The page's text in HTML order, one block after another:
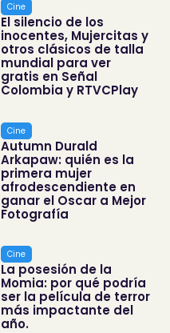
Cine
El silencio de los
inocentes, Mujercitas y
otros clásicos de talla
mundial para ver
gratis en Señal
Colombia y RTVCPlay
Cine
Autumn Durald
Arkapaw: quién es la
primera mujer
afrodescendiente en
ganar el Oscar a Mejor
Fotografía
Cine
La posesión de la
Momia: por qué podría
ser la película de terror
más impactante del
año.